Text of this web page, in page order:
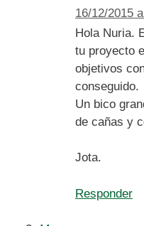
16/12/2015
Hola Nuria.
tu proyecto
objetivos
conseguido.
Un bico
de cañas y
Jota.
Responder